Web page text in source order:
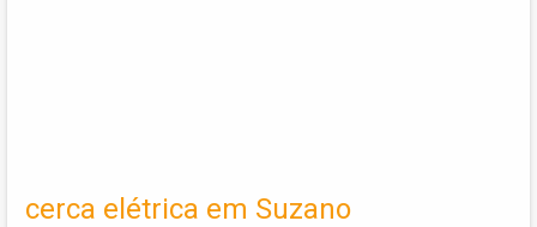
cerca elétrica em Suzano